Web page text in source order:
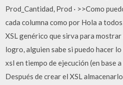
Prod_Cantidad, Prod · >>Como
cada columna como por Hola a
XSL genérico que sirva para
logro, alguien sabe si puedo hacer
xsl en tiempo de ejecución (en base
Después de crear el XSL